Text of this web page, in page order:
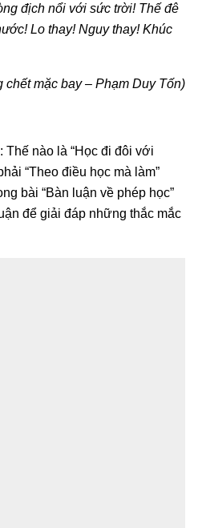
địch nổi với sức trời! Thế đê
Lo thay! Nguy thay! Khúc
chết mặc bay – Phạm Duy Tốn)
nào là “Học đi đôi với
“Theo điều học mà làm”
bài “Bàn luận về phép học”
để giải đáp những thắc mắc